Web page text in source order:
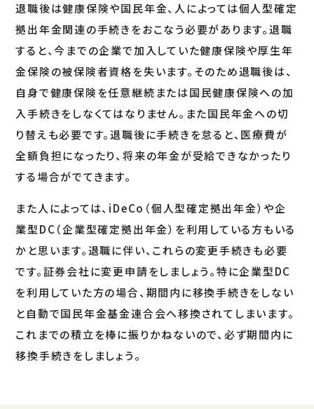
退職後は健康保険や国民年金、人によっては個人型確定
拠出年金関連の手続きをおこなう必要があります。退職
すると、今までの企業で加入していた健康保険や厚生年
金保険の被保険者資格を失います。そのため退職後は、
自身で健康保険を任意継続または国民健康保険への加
入手続きをしなくてはなりません。また国民年金への切
り替えも必要です。退職後に手続きを怠ると、医療費が
全額負担になったり、将来の年金が受給できなかったり
する場合がでてきます。
また人によっては、iDeCo（個人型確定拠出年金）や企
業型DC（企業型確定拠出年金）を利用している方もいる
かと思います。退職に伴い、これらの変更手続きも必要
です。証券会社に変更申請をしましょう。特に企業型DC
を利用していた方の場合、期間内に移換手続きをしない
と自動で国民年金基金連合会へ移換されてしまいます。
これまでの積立を棒に振りかねないので、必ず期間内に
移換手続きをしましょう。